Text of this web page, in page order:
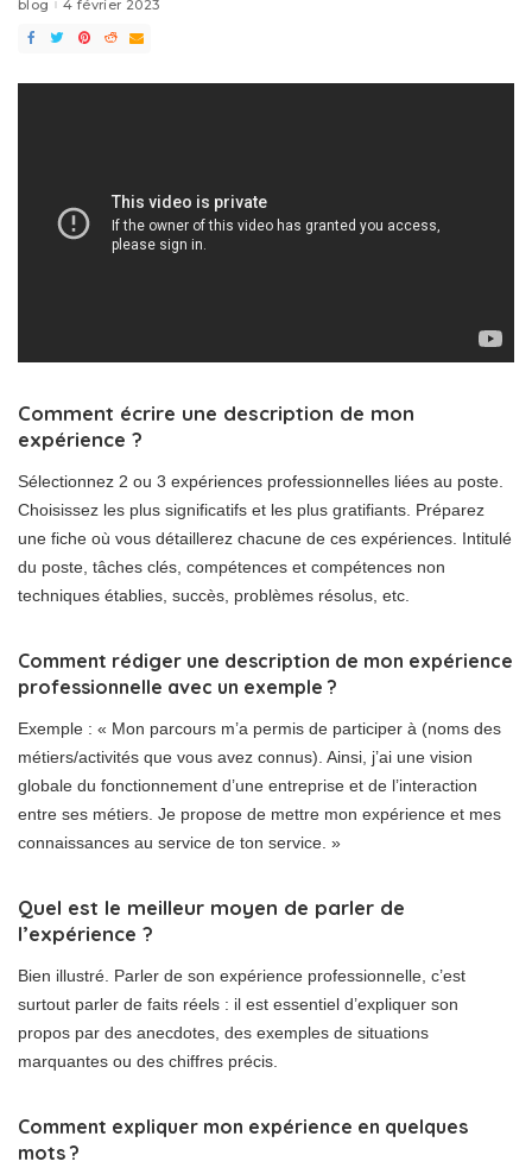
blog 4 février 2023
Comment écrire une description de mon
expérience ?
Sélectionnez 2 ou 3 expériences professionnelles liées au poste.
Choisissez les plus significatifs et les plus gratifiants. Préparez
une fiche où vous détaillerez chacune de ces expériences. Intitulé
du poste, tâches clés, compétences et compétences non
techniques établies, succès, problèmes résolus, etc.
Comment rédiger une description de mon expérience
professionnelle avec un exemple ?
Exemple : « Mon parcours m’a permis de participer à (noms des
métiers/activités que vous avez connus). Ainsi, j’ai une vision
globale du fonctionnement d’une entreprise et de l’interaction
entre ses métiers. Je propose de mettre mon expérience et mes
connaissances au service de ton service. »
Quel est le meilleur moyen de parler de
l’expérience ?
Bien illustré. Parler de son expérience professionnelle, c’est
surtout parler de faits réels : il est essentiel d’expliquer son
propos par des anecdotes, des exemples de situations
marquantes ou des chiffres précis.
Comment expliquer mon expérience en quelques
mots ?